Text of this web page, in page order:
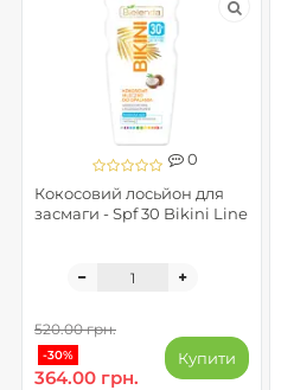
0
Кокосовий лосьйон для
засмаги - Spf 30 Bikini Line
520.00 грн.
-30%
364.00 грн.
Купити